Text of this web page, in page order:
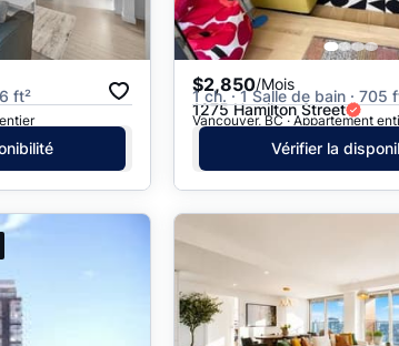
ft²
$2,850/Mois
1 ch. · 1 Salle de bain · 705
1275 Hamilton Street
Vancouver, BC · Appartement
Vérifier la